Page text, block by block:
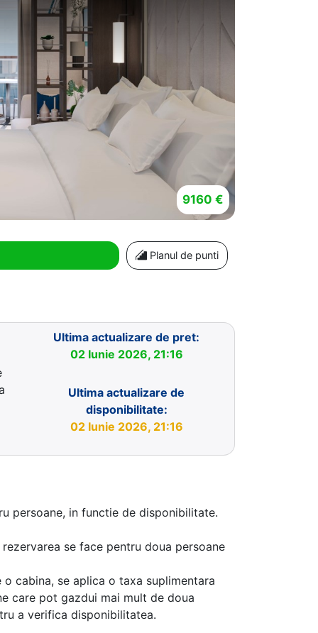
9160 €
Planul de punti
Ultima actualizare de pret:
02 Iunie 2026, 21:16
Ultima actualizare de
disponibilitate:
02 Iunie 2026, 21:16
persoane, in functie de disponibilitate.
se face pentru doua persoane
cabina, se aplica o taxa suplimentara
care pot gazdui mai mult de doua
a verifica disponibilitatea.